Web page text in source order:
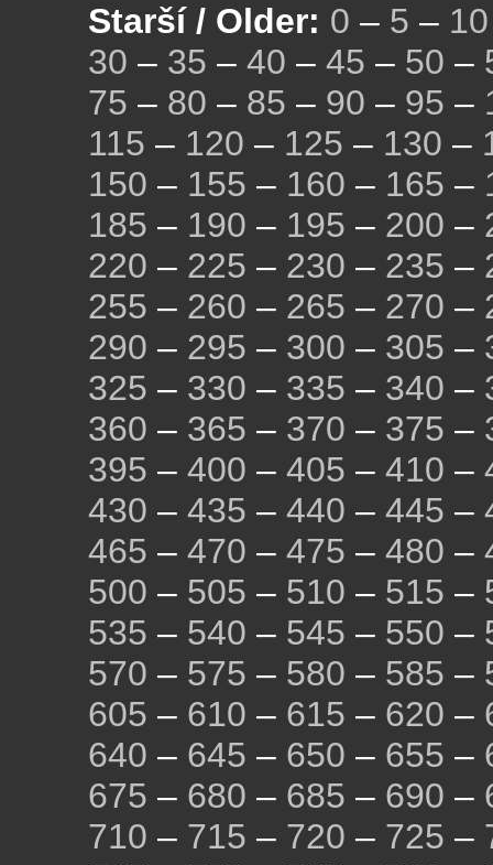
Starší / Older: 0 – 5 – 10
30 – 35 – 40 – 45 – 50 –
75 – 80 – 85 – 90 – 95 –
115 – 120 – 125 – 130 –
150 – 155 – 160 – 165 –
185 – 190 – 195 – 200 –
220 – 225 – 230 – 235 –
255 – 260 – 265 – 270 –
290 – 295 – 300 – 305 –
325 – 330 – 335 – 340 –
360 – 365 – 370 – 375 –
395 – 400 – 405 – 410 –
430 – 435 – 440 – 445 –
465 – 470 – 475 – 480 –
500 – 505 – 510 – 515 –
535 – 540 – 545 – 550 –
570 – 575 – 580 – 585 –
605 – 610 – 615 – 620 –
640 – 645 – 650 – 655 –
675 – 680 – 685 – 690 –
710 – 715 – 720 – 725 –